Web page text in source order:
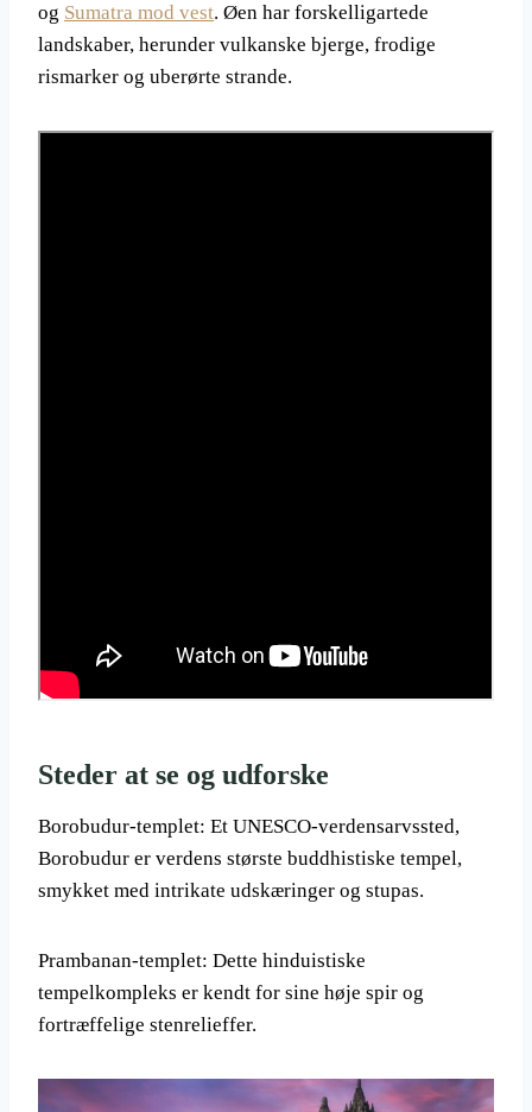
og Sumatra mod vest. Øen har forskelligartede
landskaber, herunder vulkanske bjerge, frodige
rismarker og uberørte strande.
Steder at se og udforske
Borobudur-templet: Et UNESCO-verdensarvssted,
Borobudur er verdens største buddhistiske tempel,
smykket med intrikate udskæringer og stupas.
Prambanan-templet: Dette hinduistiske
tempelkompleks er kendt for sine høje spir og
fortræffelige stenrelieffer.